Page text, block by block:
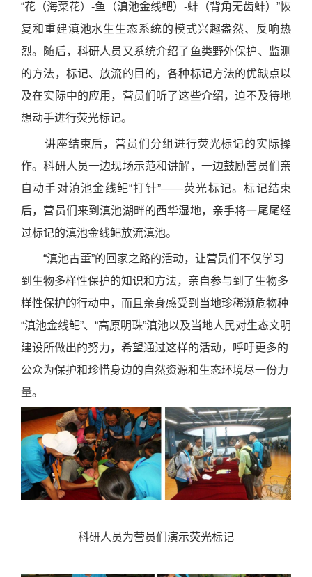
“花（海菜花） -鱼（滇池金线鲃） -蚌（背角无齿蚌）”恢
复和重建滇池水生生态系统的模式兴趣盎然、反响热
烈。随后，科研人员又系统介绍了鱼类野外保护、监测
的方法，标记、放流的目的，各种标记方法的优缺点以
及在实际中的应用，营员们听了这些介绍，迫不及待地
想动手进行荧光标记。
讲座结束后，营员们分组进行荧光标记的实际操
作。科研人员一边现场示范和讲解，一边鼓励营员们亲
自动手对滇池金线鲃“打针”——荧光标记。标记结束
后，营员们来到滇池湖畔的西华湿地，亲手将一尾尾经
过标记的滇池金线鲃放流滇池。
“滇池古董”的回家之路的活动，让营员们不仅学习
到生物多样性保护的知识和方法，亲自参与到了生物多
样性保护的行动中，而且亲身感受到当地珍稀濒危物种
“滇池金线鲃”、“高原明珠”滇池以及当地人民对生态文明
建设所做出的努力，希望通过这样的活动，呼吁更多的
公众为保护和珍惜身边的自然资源和生态环境尽一份力
量。
科研人员为营员们演示荧光标记